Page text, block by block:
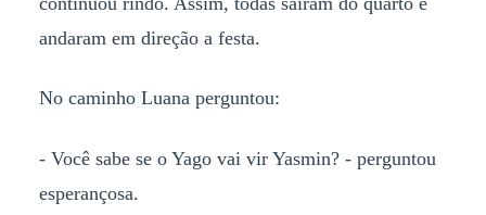
andaram em direção a festa.
No caminho Luana perguntou:
- Você sabe se o Yago vai vir Yasmin? - perguntou
esperançosa.